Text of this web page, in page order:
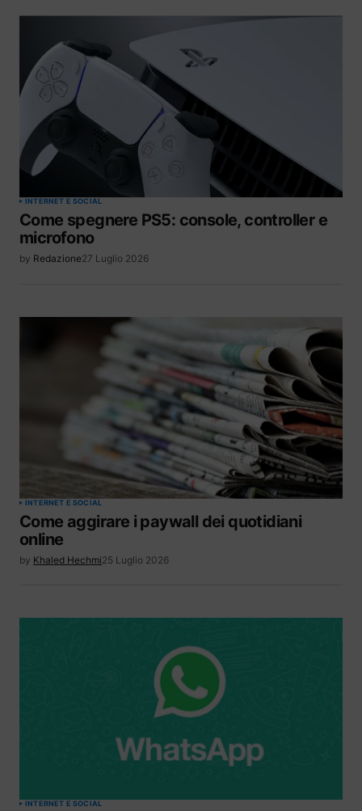
INTERNET E SOCIAL
Come spegnere PS5: console, controller e
microfono
by Redazione27 Luglio 2026
INTERNET E SOCIAL
Come aggirare i paywall dei quotidiani
online
by Khaled Hechmi25 Luglio 2026
INTERNET E SOCIAL